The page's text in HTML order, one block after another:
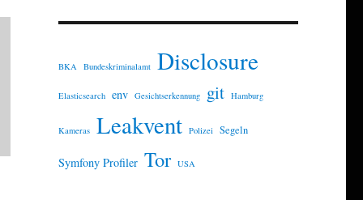
BKA Bundeskriminalamt Disclosure
Elasticsearch env Gesichtserkennung git Hamburg
Kameras Leakvent Polizei Segeln
Symfony Profiler Tor USA